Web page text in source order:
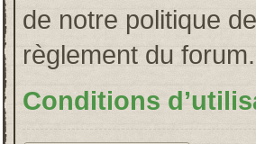
de notre politique
règlement du forum.
Conditions